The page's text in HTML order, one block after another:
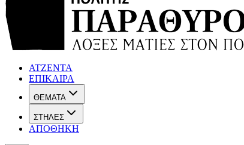
ΑΤΖΕΝΤΑ
ΕΠΙΚΑΙΡΑ
ΘΕΜΑΤΑ
ΣΤΗΛΕΣ
ΑΠΟΘΗΚΗ